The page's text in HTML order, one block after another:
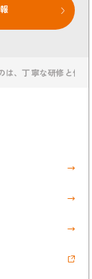
は、丁寧な研修と伴